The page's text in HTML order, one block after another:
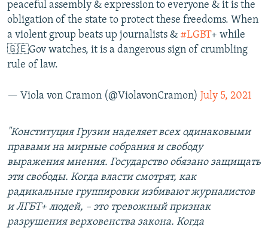
peaceful assembly & expression to everyone & it is the
obligation of the state to protect these freedoms. When
a violent group beats up journalists & #LGBT+ while
🇬🇪Gov watches, it is a dangerous sign of crumbling
rule of law.
— Viola von Cramon (@ViolavonCramon) July 5, 2021
"Конституция Грузии наделяет всех одинаковыми
правами на мирные собрания и свободу
выражения мнения. Государство обязано защищать
эти свободы. Когда власти смотрят, как
радикальные группировки избивают журналистов
и ЛГБТ+ людей, – это тревожный признак
разрушения верховенства закона. Когда